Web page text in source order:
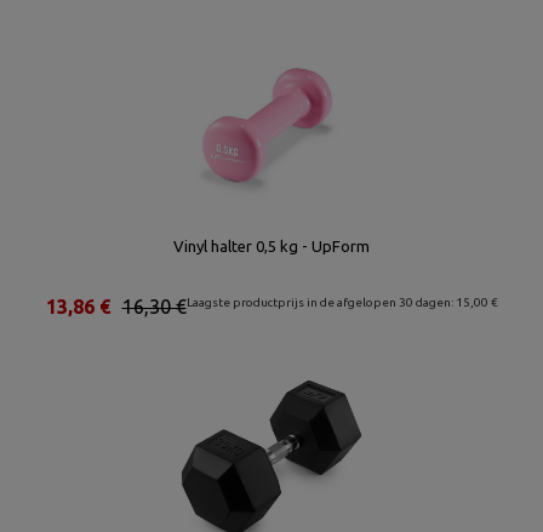
Vinyl halter 0,5 kg - UpForm
Laagste productprijs in de afgelopen 30 dagen: 15,00 €
16,30 €
13,86 €